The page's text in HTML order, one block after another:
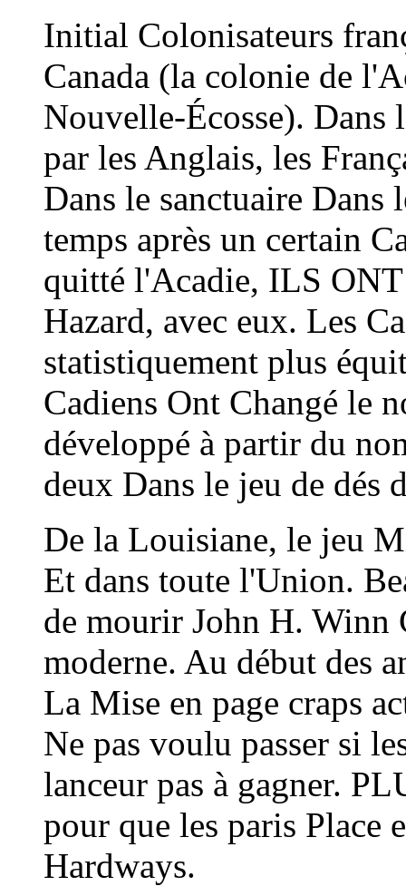
Initial Colonisateurs
Canada (la colonie de
Nouvelle-Écosse). Dans
par les Anglais, les
Dans le sanctuaire
temps après un certain
quitté l'Acadie, ILS
Hazard, avec eux. Les
statistiquement plus
Cadiens Ont Changé le
développé à partir du
deux Dans le jeu de dés
De la Louisiane, le jeu
Et dans toute l'Union.
de mourir John H. Winn
moderne. Au début des
La Mise en page craps
Ne pas voulu passer si
lanceur pas à gagner.
pour que les paris Place
Hardways.